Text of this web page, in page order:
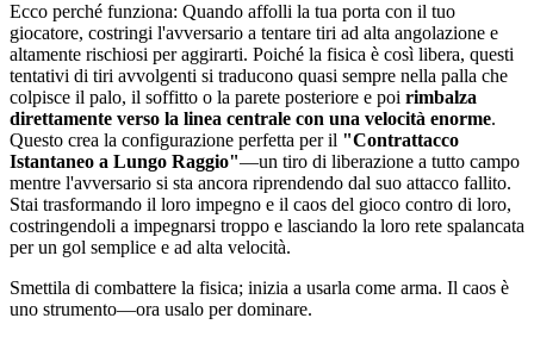
Ecco perché funziona: Quando affolli la tua porta con il tuo
giocatore, costringi l'avversario a tentare tiri ad alta angolazione e
altamente rischiosi per aggirarti. Poiché la fisica è così libera, questi
tentativi di tiri avvolgenti si traducono quasi sempre nella palla che
colpisce il palo, il soffitto o la parete posteriore e poi rimbalza
direttamente verso la linea centrale con una velocità enorme.
Questo crea la configurazione perfetta per il "Contrattacco
Istantaneo a Lungo Raggio"—un tiro di liberazione a tutto campo
mentre l'avversario si sta ancora riprendendo dal suo attacco fallito.
Stai trasformando il loro impegno e il caos del gioco contro di loro,
costringendoli a impegnarsi troppo e lasciando la loro rete spalancata
per un gol semplice e ad alta velocità.
Smettila di combattere la fisica; inizia a usarla come arma. Il caos è
uno strumento—ora usalo per dominare.